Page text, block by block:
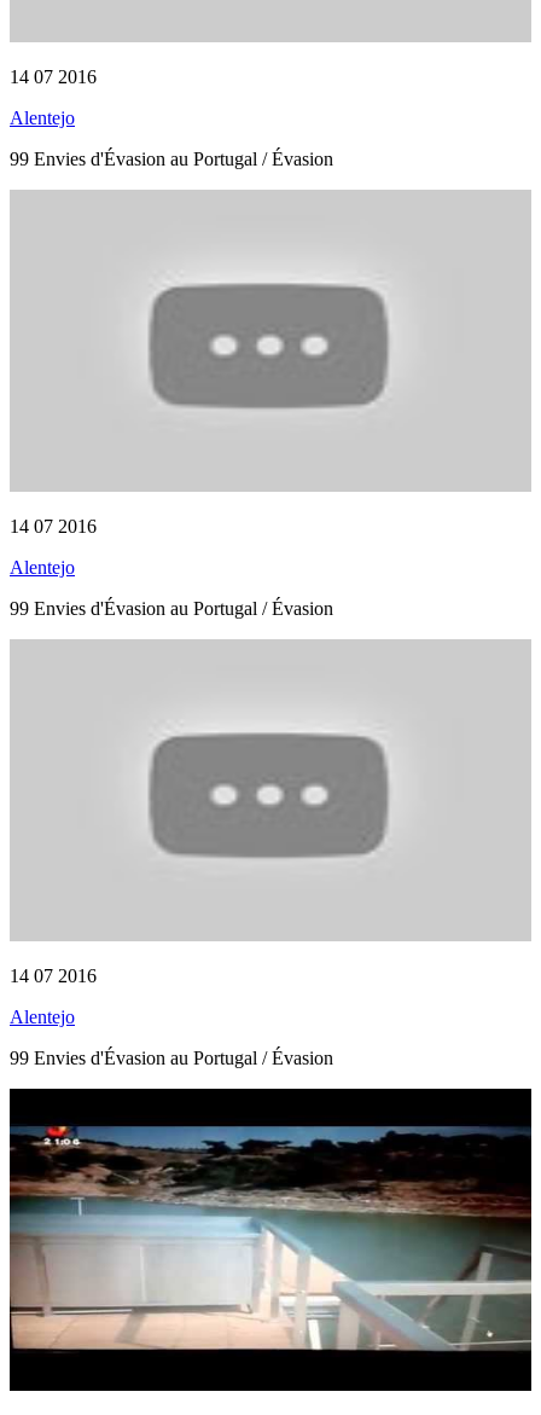
14 07 2016
Alentejo
99 Envies d'Évasion au Portugal / Évasion
14 07 2016
Alentejo
99 Envies d'Évasion au Portugal / Évasion
14 07 2016
Alentejo
99 Envies d'Évasion au Portugal / Évasion